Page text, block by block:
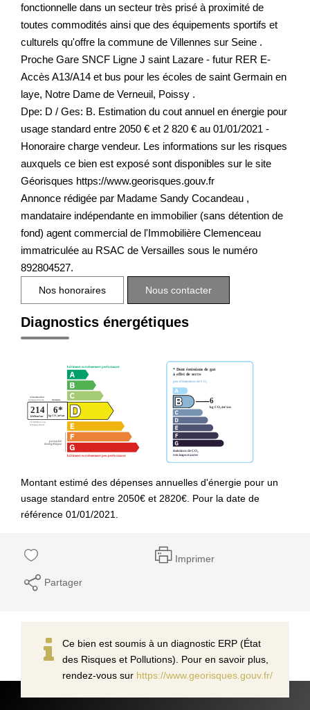
fonctionnelle dans un secteur très prisé à proximité de
toutes commodités ainsi que des équipements sportifs et
culturels qu'offre la commune de Villennes sur Seine .
Proche Gare SNCF Ligne J saint Lazare - futur RER E-
Accès A13/A14 et bus pour les écoles de saint Germain en
laye, Notre Dame de Verneuil, Poissy .
Dpe: D / Ges: B. Estimation du cout annuel en énergie pour
usage standard entre 2050 € et 2 820 € au 01/01/2021 -
Honoraire charge vendeur. Les informations sur les risques
auxquels ce bien est exposé sont disponibles sur le site
Géorisques https://www.georisques.gouv.fr
Annonce rédigée par Madame Sandy Cocandeau ,
mandataire indépendante en immobilier (sans détention de
fond) agent commercial de l'Immobilière Clemenceau
immatriculée au RSAC de Versailles sous le numéro
892804527.
Nos honoraires Nous contacter
Diagnostics énergétiques
Montant estimé des dépenses annuelles d'énergie pour un
usage standard entre 2050€ et 2820€. Pour la date de
référence 01/01/2021.
Imprimer
Partager
Ce bien est soumis à un diagnostic ERP (État
des Risques et Pollutions). Pour en savoir plus,
rendez-vous sur https://www.georisques.gouv.fr/